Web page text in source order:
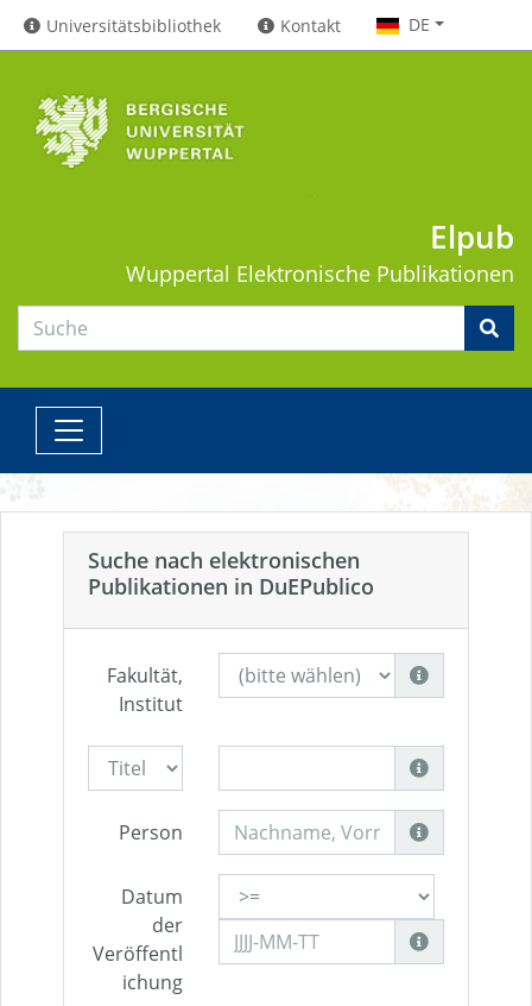
Universitätsbibliothek Kontakt DE
Elpub
Wuppertal Elektronische Publikationen
Suche nach elektronischen
Publikationen in DuEPublico
Fakultät,
Institut
Person
Datum
der
Veröffentl
ichung